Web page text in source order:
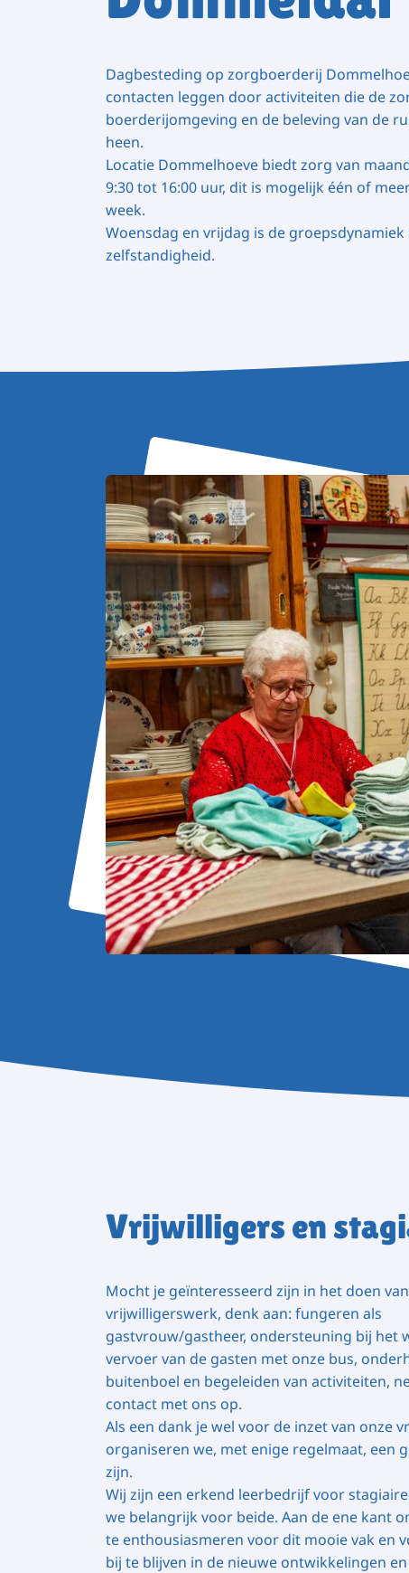
Dagbesteding op zorgboerderij
contacten leggen door activiteiten die de
boerderijomgeving en de beleving van de
heen.
Locatie Dommelhoeve biedt zorg van
9:30 tot 16:00 uur, dit is mogelijk één of
week.
Woensdag en vrijdag is de
zelfstandigheid.
Vrijwilligers en
Mocht je geïnteresseerd zijn in het doen van
vrijwilligerswerk, denk aan: fungeren als
gastvrouw/gastheer, ondersteuning bij het
vervoer van de gasten met onze bus,
buitenboel en begeleiden van activiteiten,
contact met ons op.
Als een dank je wel voor de inzet van onze
organiseren we, met enige regelmaat, een
zijn.
Wij zijn een erkend leerbedrijf voor
we belangrijk voor beide. Aan de ene kant
te enthousiasmeren voor dit mooie vak en
bij te blijven in de nieuwe ontwikkelingen